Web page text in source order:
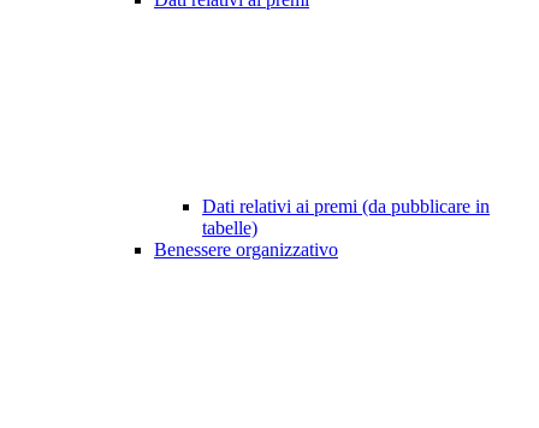
Dati relativi ai premi (da pubblicare in
tabelle)
Benessere organizzativo